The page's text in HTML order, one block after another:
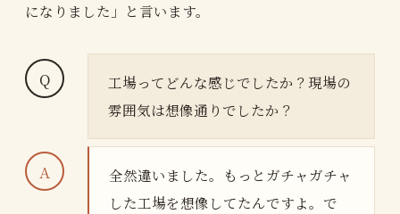
になりました」と言います。
工場ってどんな感じでしたか？現場の
雰囲気は想像通りでしたか？
全然違いました。もっとガチャガチャ
した工場を想像してたんですよ。で